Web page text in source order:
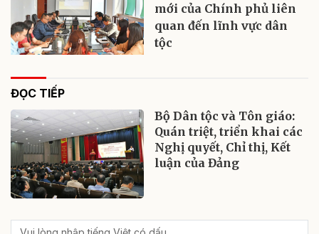
mới của Chính phủ liên
quan đến lĩnh vực dân
tộc
ĐỌC TIẾP
Bộ Dân tộc và Tôn giáo:
Quán triệt, triển khai các
Nghị quyết, Chỉ thị, Kết
luận của Đảng